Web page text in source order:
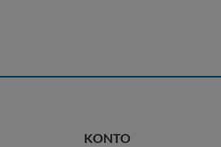
KONTO